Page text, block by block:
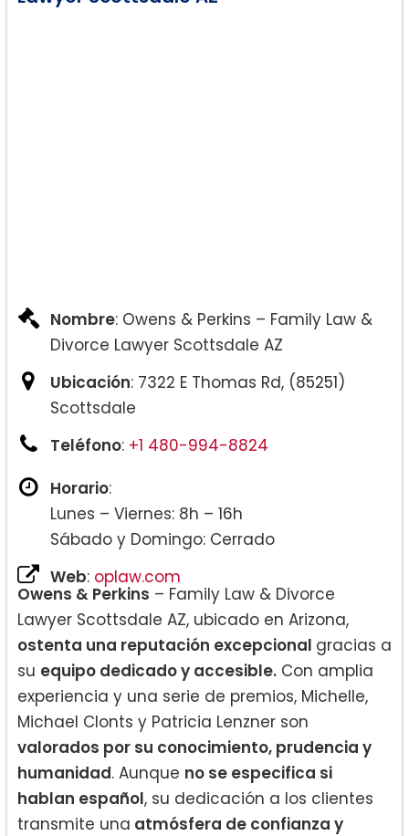
Nombre: Owens & Perkins – Family Law &
Divorce Lawyer Scottsdale AZ
Ubicación: 7322 E Thomas Rd, (85251)
Scottsdale
Teléfono: +1 480-994-8824
Horario:
Lunes – Viernes: 8h – 16h
Sábado y Domingo: Cerrado
Web: oplaw.com
Owens & Perkins – Family Law & Divorce
Lawyer Scottsdale AZ, ubicado en Arizona,
ostenta una reputación excepcional gracias a
su equipo dedicado y accesible. Con amplia
experiencia y una serie de premios, Michelle,
Michael Clonts y Patricia Lenzner son
valorados por su conocimiento, prudencia y
humanidad. Aunque no se especifica si
hablan español, su dedicación a los clientes
transmite una atmósfera de confianza y